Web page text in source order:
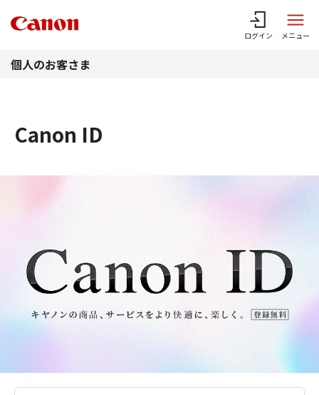
ログイン メニュー
個人のお客さま
Canon ID